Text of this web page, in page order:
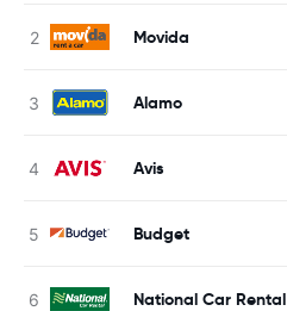
Movida
Alamo
Avis
Budget
National Car Rental